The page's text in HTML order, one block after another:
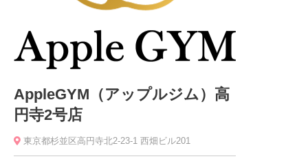
AppleGYM（アップルジム）高
円寺2号店
東京都杉並区高円寺北2-23-1 西畑ビル201